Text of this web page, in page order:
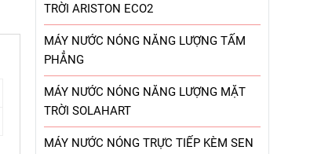
TRỜI ARISTON ECO2
MÁY NƯỚC NÓNG NĂNG LƯỢNG TẤM
PHẲNG
MÁY NƯỚC NÓNG NĂNG LƯỢNG MẶT
TRỜI SOLAHART
MÁY NƯỚC NÓNG TRỰC TIẾP KÈM SEN